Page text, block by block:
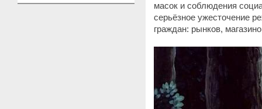
масок и соблюдения
серьёзное ужесточение
граждан: рынков,